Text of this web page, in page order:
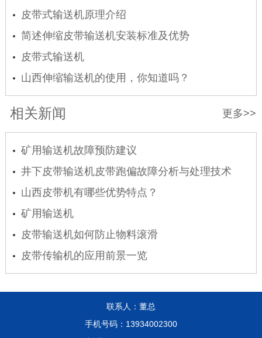
皮带式输送机原理介绍
简述伸缩皮带输送机安装标准及优势
皮带式输送机
山西伸缩输送机的使用，你知道吗？
更多>>
相关新闻
矿用输送机故障预防建议
井下皮带输送机皮带跑偏故障分析与处理技术
山西皮带机有哪些优势特点？
矿用输送机
皮带输送机如何防止物料滚滑
皮带传输机的应用前景一览
联系人：董总
手机号码：13934002300